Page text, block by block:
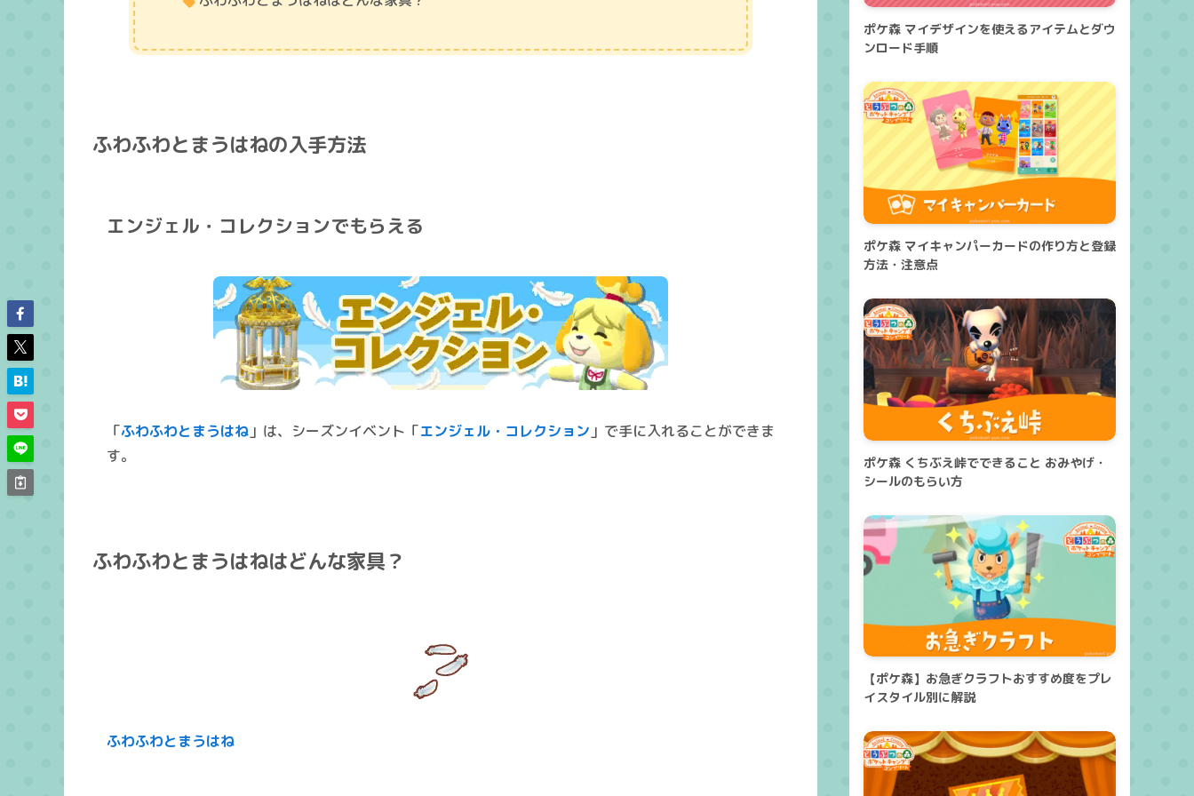
ふわふわとまうはねの入手方法
エンジェル・コレクションでもらえる
「ふわふわとまうはね 」は、シーズンイベント「エンジェル・コレクション 」で手に入れることができま
す。
ふわふわとまうはねはどんな家具？
ふわふわとまうはね
ポケ森 マイデザインを使えるアイテムとダウ
ンロード手順
ポケ森 マイキャンパーカードの作り方と登録
方法・注意点
ポケ森 くちぶえ峠でできること おみやげ・
シールのもらい方
【ポケ森】お急ぎクラフトおすすめ度をプレ
イスタイル別に解説